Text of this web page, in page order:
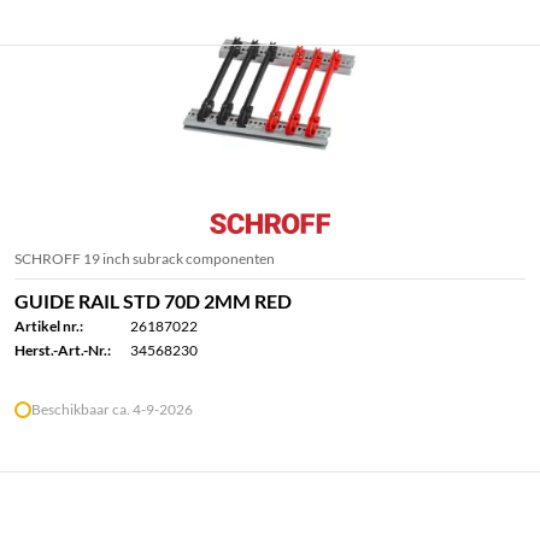
SCHROFF 19 inch subrack componenten
GUIDE RAIL STD 70D 2MM RED
Artikel nr.:
26187022
Herst.-Art.-Nr.:
34568230
Beschikbaar ca. 4-9-2026